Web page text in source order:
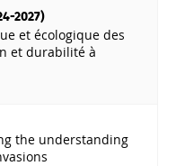
2027)
et écologique des
et durabilité à
the understanding